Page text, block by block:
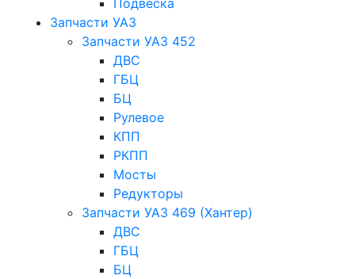
Запчасти УАЗ
Запчасти УАЗ 452
ДВС
ГБЦ
БЦ
Рулевое
КПП
РКПП
Мосты
Редукторы
Запчасти УАЗ 469 (Хантер)
ДВС
ГБЦ
БЦ